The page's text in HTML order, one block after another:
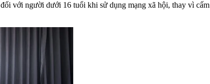
với người dưới 16 tuổi khi sử dụng mạng xã hội, thay vì